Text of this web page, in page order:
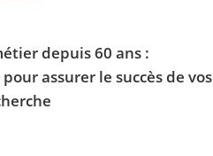
depuis 60 ans :
assurer le succès de